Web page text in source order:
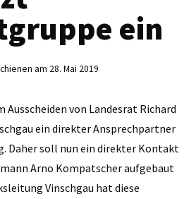
ein
am 28. Mai 2019
Ausscheiden von Landesrat Richard
ein direkter Ansprechpartner
Daher soll nun ein direkter Kontakt
Arno Kompatscher aufgebaut
Vinschgau hat diese